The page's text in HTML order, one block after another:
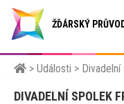
ŽĎÁRSKÝ
> Události >
DIVADELNÍ SPOLEK